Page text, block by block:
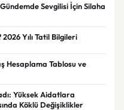
Sevgilisi İçin Silaha
Yılı Tatil Bilgileri
Hesaplama Tablosu ve
Yüksek Aidatlara
Köklü Değişiklikler